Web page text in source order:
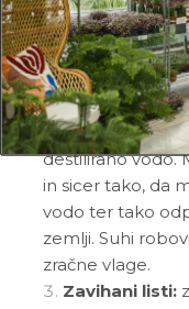
Suhe listne
občutljivost na
rjavimi listnimi
zemlji tudi ob
primeru me
destilirano vodo.
in sicer tako, da
vodo ter tako
zemlji. Suhi
zračne vlage.
Zavihani listi: